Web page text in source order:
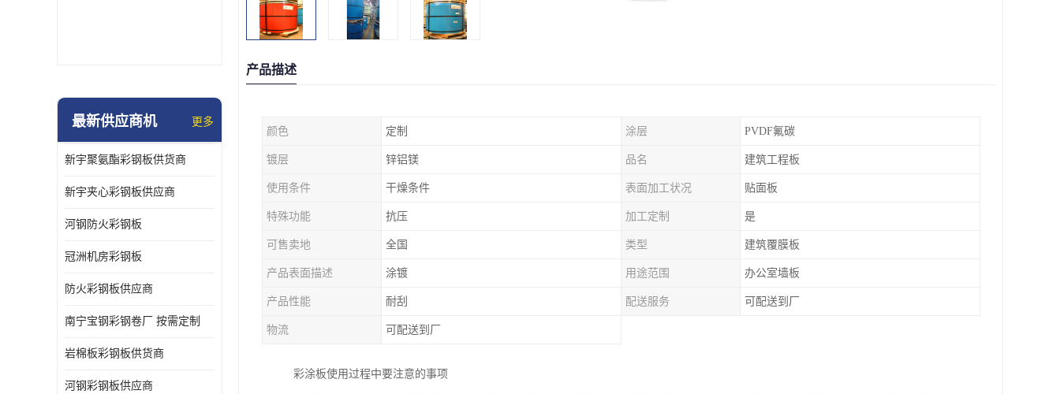
最新供应商机 更多
新宇聚氨酯彩钢板供货商
新宇夹心彩钢板供应商
河钢防火彩钢板
冠洲机房彩钢板
防火彩钢板供应商
南宁宝钢彩钢卷厂 按需定制
岩棉板彩钢板供货商
河钢彩钢板供应商
产品描述
颜色 定制 涂层 PVDF氟碳
镀层 锌铝镁 品名 建筑工程板
使用条件 干燥条件 表面加工状况 贴面板
特殊功能 抗压 加工定制 是
可售卖地 全国 类型 建筑覆膜板
产品表面描述 涂镀 用途范围 办公室墙板
产品性能 耐刮 配送服务 可配送到厂
物流 可配送到厂
彩涂板使用过程中要注意的事项